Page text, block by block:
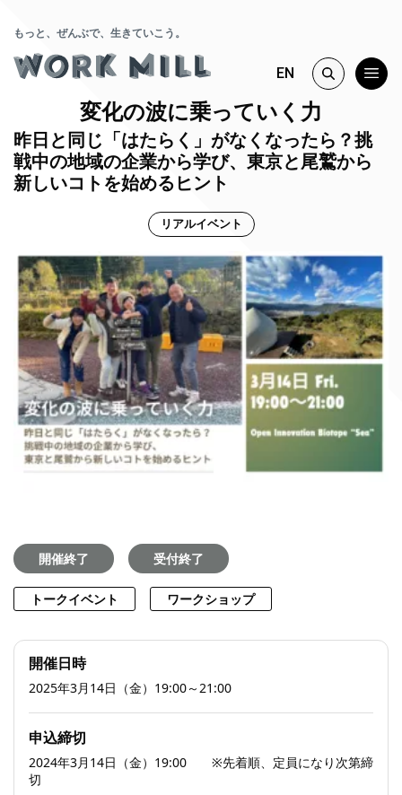
もっと、ぜんぶで、生きていこう。
EN
変化の波に乗っていく力
昨日と同じ「はたらく」がなくなったら？挑
戦中の地域の企業から学び、東京と尾鷲から
新しいコトを始めるヒント
リアルイベント
開催終了 受付終了
トークイベント ワークショップ
開催日時
2025年3月14日（金）19:00～21:00
申込締切
2024年3月14日（金）19:00 ※先着順、定員になり次第締
切